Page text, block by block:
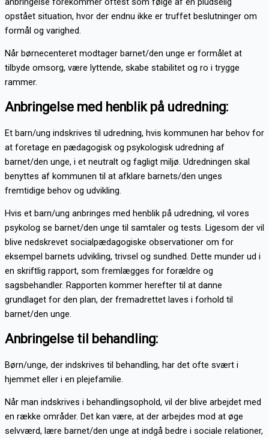
opstået situation, hvor der endnu ikke er truffet beslutninger om
formål og varighed.
Når børnecenteret modtager barnet/den unge er formålet at
tilbyde omsorg, være lyttende, skabe stabilitet og ro i trygge
rammer.
Anbringelse med henblik på udredning:
Et barn/ung indskrives til udredning, hvis kommunen har behov for
at foretage en pædagogisk og psykologisk udredning af
barnet/den unge, i et neutralt og fagligt miljø. Udredningen skal
benyttes af kommunen til at afklare barnets/den unges
fremtidige behov og udvikling.
Hvis et barn/ung anbringes med henblik på udredning, vil vores
psykolog se barnet/den unge til samtaler og tests. Ligesom der vil
blive nedskrevet socialpædagogiske observationer om for
eksempel barnets udvikling, trivsel og sundhed. Dette munder ud i
en skriftlig rapport, som fremlægges for forældre og
sagsbehandler. Rapporten kommer herefter til at danne
grundlaget for den plan, der fremadrettet laves i forhold til
barnet/den unge.
Anbringelse til behandling:
Børn/unge, der indskrives til behandling, har det ofte svært i
hjemmet eller i en plejefamilie.
Når man indskrives i behandlingsophold, vil der blive arbejdet med
en række områder. Det kan være, at der arbejdes mod at øge
selvværd, lære barnet/den unge at indgå bedre i sociale relationer,